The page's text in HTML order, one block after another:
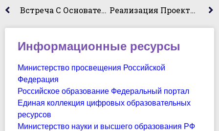
Встреча С Основателем И Руководителем Юридической Компании «Миллер&Партнеры» Реализация Проекта «Команда Первых» Для Студентов-Первокурсников
Информационные ресурсы
Министерство просвещения Российской
Федерация
Российское образование Федеральный портал
Единая коллекция цифровых образовательных
ресурсов
Министерство науки и высшего образования РФ